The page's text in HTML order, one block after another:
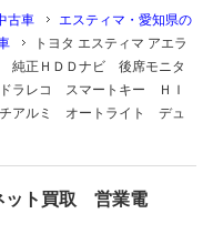
古車
エスティマ・愛知県の
トヨタ エスティマ アエラ
正ＨＤＤナビ 後席モニタ
レコ スマートキー ＨＩ
アルミ オートライト デュ
ット買取 営業電